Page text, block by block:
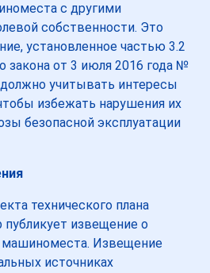
с другими
собственности. Это
установленное частью 3.2
закона от 3 июля 2016 года №
учитывать интересы
избежать нарушения их
безопасной эксплуатации
технического плана
извещение о
Извещение
источниках